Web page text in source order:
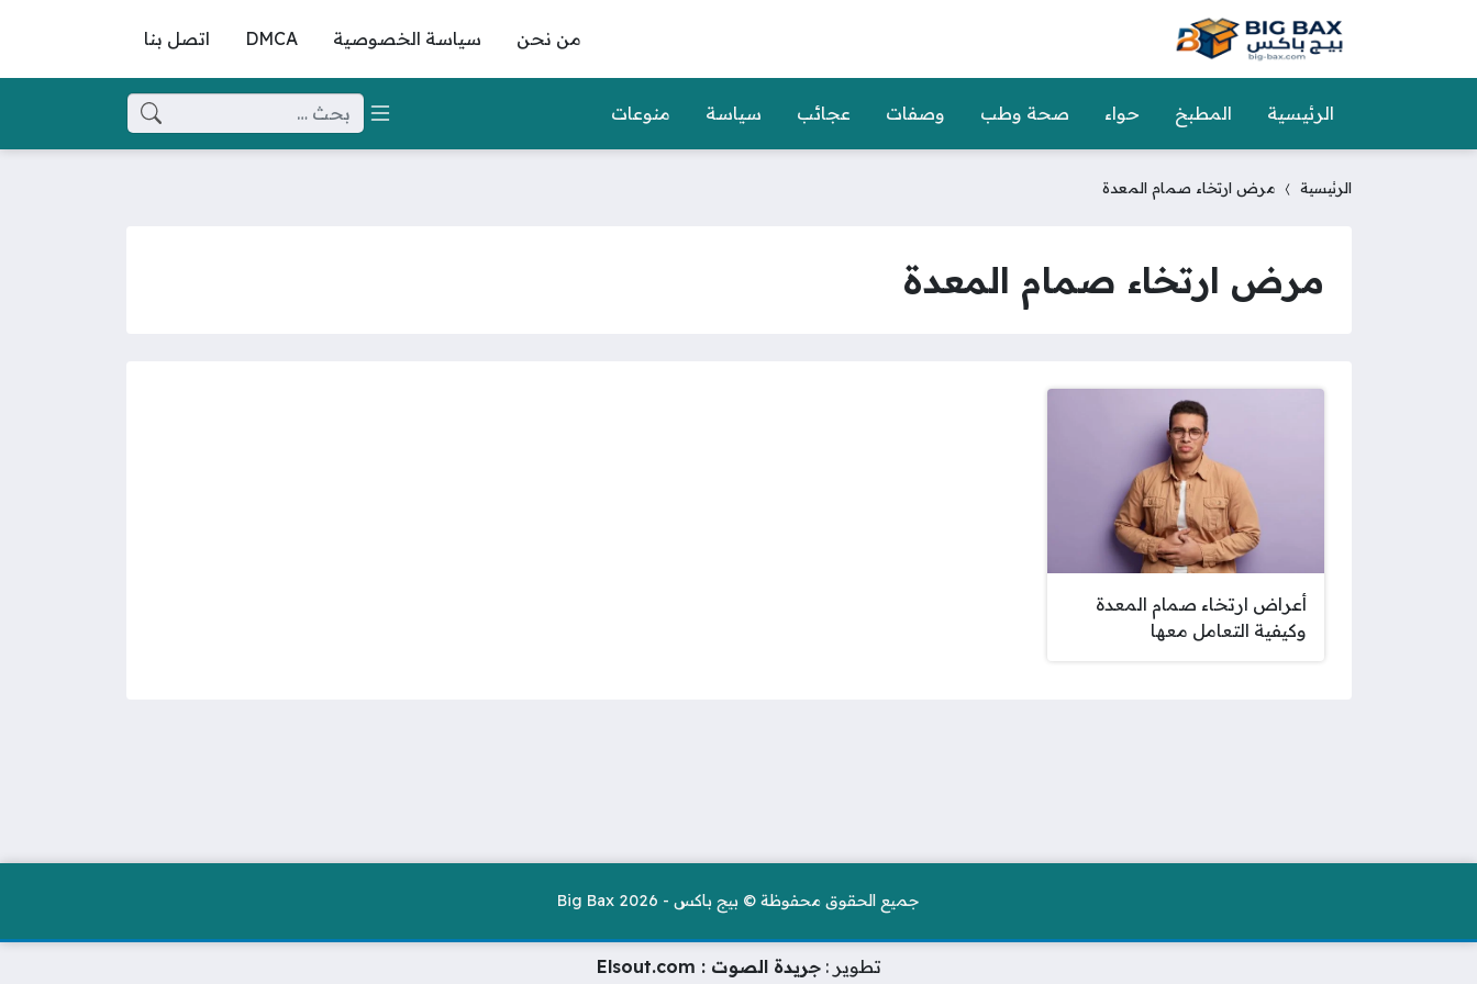
من نحن سياسة الخصوصية DMCA اتصل بنا
الرئيسية المطبخ حواء صحة وطب وصفات عجائب سياسة منوعات البحث عن:
الرئيسية مرض ارتخاء صمام المعدة
مرض ارتخاء صمام المعدة
أعراض ارتخاء صمام المعدة
وكيفية التعامل معها
جميع الحقوق محفوظة © بيج باكس - Big Bax 2026
تطوير :جريدة الصوت : Elsout.com